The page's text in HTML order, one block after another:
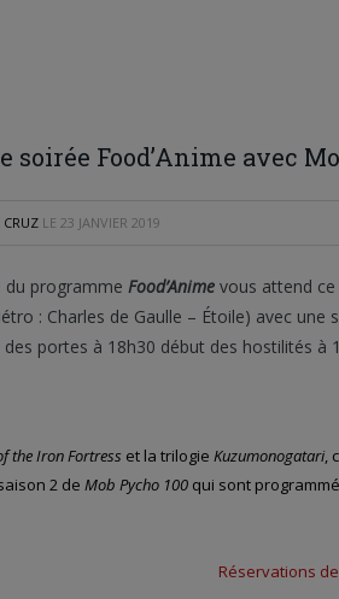
soirée Food’Anime avec
CRUZ LE 23 JANVIER 2019
du programme Food’Anime vous attend ce
: Charles de Gaulle – Étoile) avec
des portes à 18h30 début des hostilités à
the Iron Fortress et la trilogie Kuzumonogatari,
2 de Mob Pycho 100 qui sont
Réservations